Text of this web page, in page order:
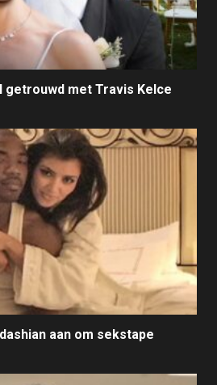
met Travis Kelce
aan om sekstape